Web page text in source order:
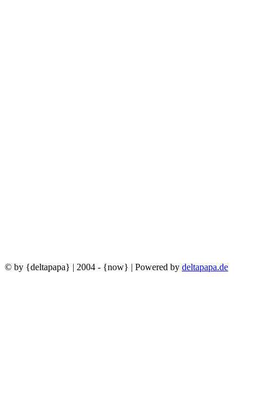
© by {deltapapa} | 2004 - {now} | Powered by deltapapa.de